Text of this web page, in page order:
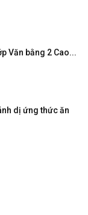
Văn bằng 2 Cao...
dị ứng thức ăn